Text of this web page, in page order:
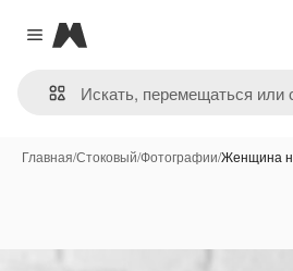
Close menu
Magnific
Главная/Стоковый/Фотографии/Женщина